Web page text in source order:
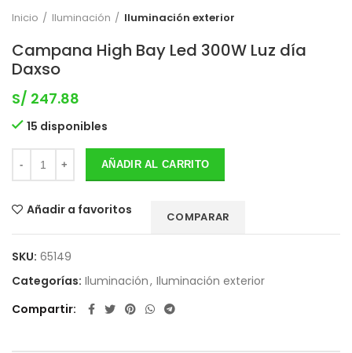
Inicio Iluminación Iluminación exterior
Campana High Bay Led 300W Luz día
Daxso
S/ 247.88
15 disponibles
AÑADIR AL CARRITO
Añadir a favoritos COMPARAR
SKU: 65149
Categorías: Iluminación, Iluminación exterior
Compartir